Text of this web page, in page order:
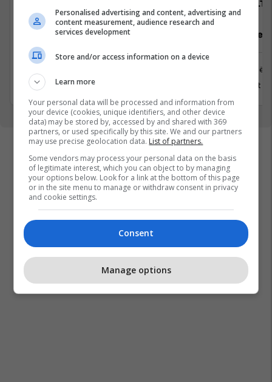
Recepsioniste
31 Korrik 2026
Asistente
Prishtinë
8 Gusht
Personalised advertising and content, advertising and
content measurement, audience research and
services development
Store and/or access information on a device
Learn more
Your personal data will be processed and information from
your device (cookies, unique identifiers, and other device
data) may be stored by, accessed by and shared with 369
partners, or used specifically by this site. We and our partners
may use precise geolocation data. List of partners.
Some vendors may process your personal data on the basis
of legitimate interest, which you can object to by managing
your options below. Look for a link at the bottom of this page
or in the site menu to manage or withdraw consent in privacy
and cookie settings.
Consent
Manage options